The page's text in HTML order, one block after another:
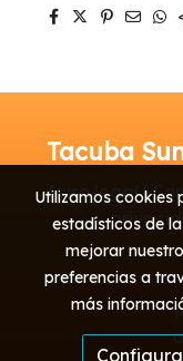
Tacuba
Aviso legal |
Utilizamos cookies
estadísticos de
mejorar
preferencias a
más